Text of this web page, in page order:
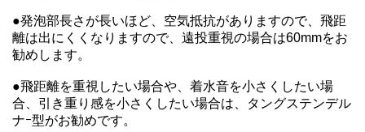
●発泡部長さが長いほど、空気抵抗がありますので、飛距
離は出にくくなりますので、遠投重視の場合は60mmをお
勧めします。
●飛距離を重視したい場合や、着水音を小さくしたい場
合、引き重り感を小さくしたい場合は、タングステンデル
ナｰ型がお勧めです。